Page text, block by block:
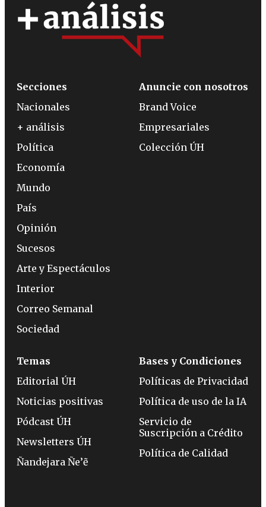
Secciones
Nacionales
+ análisis
Política
Economía
Mundo
País
Opinión
Sucesos
Arte y Espectáculos
Interior
Correo Semanal
Sociedad
Anuncie con nosotros
Brand Voice
Empresariales
Colección ÚH
Temas
Editorial ÚH
Noticias positivas
Pódcast ÚH
Newsletters ÚH
Ñandejara Ñe’ẽ
Bases y Condiciones
Políticas de Privacidad
Política de uso de la IA
Servicio de
Suscripción a Crédito
Política de Calidad